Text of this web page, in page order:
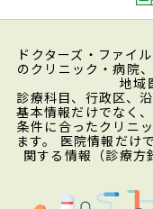
ドクターズ・ファイ
のクリニック・病院
地域
診療科目、行政区、
基本情報だけでなく
条件に合ったクリニ
ます。 医院情報だけ
関する情報（診療方